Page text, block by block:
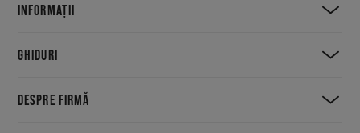
INFORMAȚII
GHIDURI
DESPRE FIRMĂ